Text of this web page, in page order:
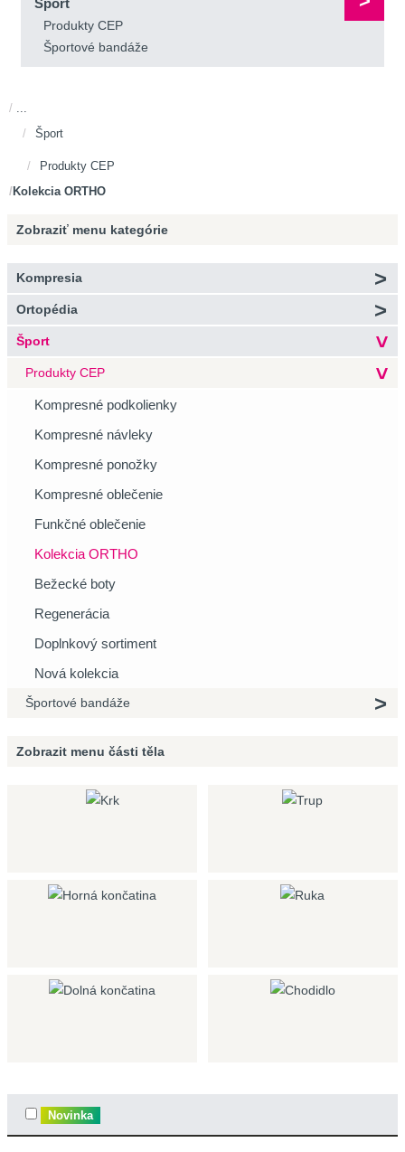
Šport
Produkty CEP
Športové bandáže
...
Šport
Produkty CEP
Kolekcia ORTHO
Zobraziť menu kategórie
Kompresia
Ortopédia
Šport
Produkty CEP
Kompresné podkolienky
Kompresné návleky
Kompresné ponožky
Kompresné oblečenie
Funkčné oblečenie
Kolekcia ORTHO
Bežecké boty
Regenerácia
Doplnkový sortiment
Nová kolekcia
Športové bandáže
Zobrazit menu části těla
Novinka